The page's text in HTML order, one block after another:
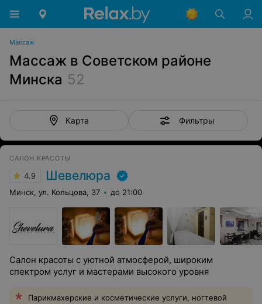
Массаж
Массаж в Советском районе
Минска 52
Карта Фильтры
САЛОН КРАСОТЫ
4.9 Шевелюра
Минск, ул. Кольцова, 37 до 21:00
Салон красоты с уютной атмосферой, широким
спектром услуг и мастерами высокого уровня
Парикмахерские и косметические услуги, ногтевой